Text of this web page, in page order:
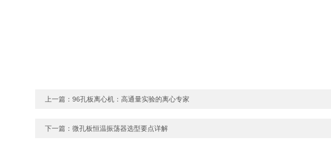
上一篇： 96孔板离心机：高通量实验的离心专家
下一篇： 微孔板恒温振荡器选型要点详解